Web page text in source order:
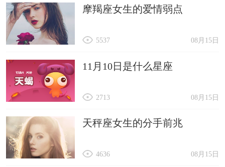
摩羯座女生的爱情弱点
08月15日
5537
11月10日是什么星座
08月15日
2713
天秤座女生的分手前兆
08月15日
4636